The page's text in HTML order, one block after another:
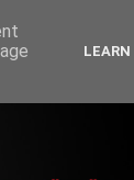
LEARN